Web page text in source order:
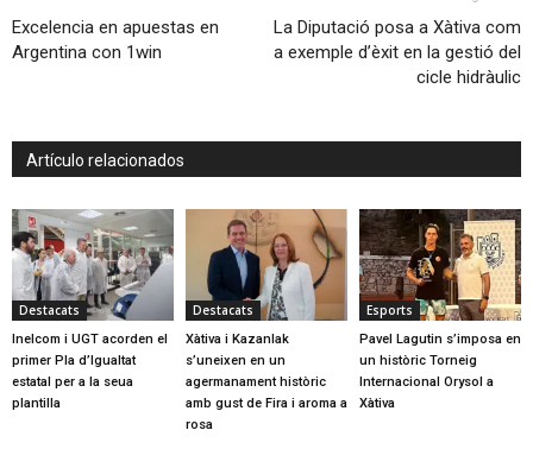
Excelencia en apuestas en
Argentina con 1win
La Diputació posa a Xàtiva com
a exemple d’èxit en la gestió del
cicle hidràulic
Artículo relacionados
Destacats
Inelcom i UGT acorden el
primer Pla d’Igualtat
estatal per a la seua
plantilla
Destacats
Xàtiva i Kazanlak
s’uneixen en un
agermanament històric
amb gust de Fira i aroma a
rosa
Esports
Pavel Lagutin s’imposa en
un històric Torneig
Internacional Orysol a
Xàtiva